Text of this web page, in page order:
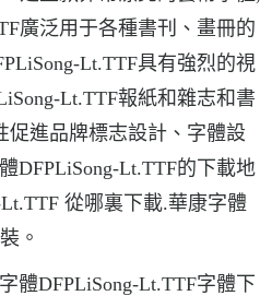
廣泛用于各種書刊、畫冊的
Lt.TTF具有強烈的視
Lt.TTF報紙和雜志和書
促進品牌標志設計、字體設
DFPLiSong-Lt.TTF的下載地
從哪裏下載.華康字體
。
體DFPLiSong-Lt.TTF字體下